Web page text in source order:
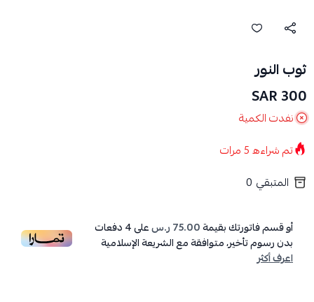
ثوب النور
300 SAR
نفدت الكمية
تم شراءه5مرات
المتبقي 0
أو قسم فاتورتك بقيمة75.00 ر.س على4دفعات
بدون رسوم تأخير، متوافقة مع الشريعة الإسلامية
اعرف أكثر